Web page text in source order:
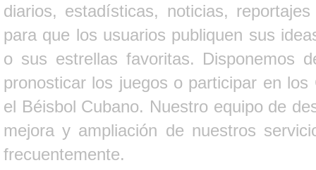
diarios, estadísticas, noticias,
para que los usuarios publiquen sus
o sus estrellas favoritas. Disponemos
pronosticar los juegos o participar en
el Béisbol Cubano. Nuestro equipo de
mejora y ampliación de nuestros
frecuentemente.